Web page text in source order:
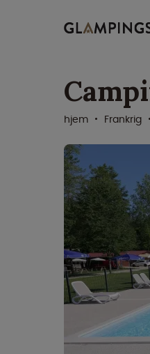
hjem
Frankrig